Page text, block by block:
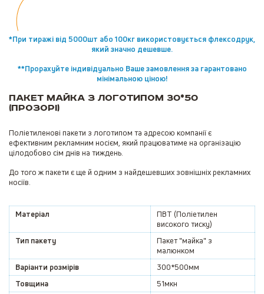
*При тиражі від 5000шт або 100кг використовується флексодрук,
який значно дешевше.
**Прорахуйте індивідуально Ваше замовлення за гарантовано
мінімальною ціною!
Пакет Майка з логотипом 30*50
(Прозорі)
Поліетиленові пакети з логотипом та адресою компанії є
ефективним рекламним носієм, який працюватиме на організацію
цілодобово сім днів на тиждень.
До того ж пакети є ще й одним з найдешевших зовнішніх рекламних
носіїв.
Матеріал
ПВТ (Поліетилен
високого тиску)
Тип пакету
Пакет "майка" з
малюнком
Варіанти розмірів
300*500мм
Товщина
51мкн